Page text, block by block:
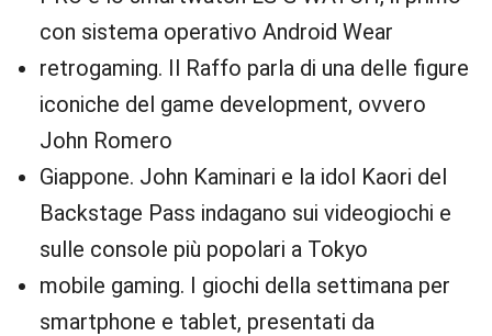
con sistema operativo Android Wear
retrogaming. Il Raffo parla di una delle figure
iconiche del game development, ovvero
John Romero
Giappone. John Kaminari e la idol Kaori del
Backstage Pass indagano sui videogiochi e
sulle console più popolari a Tokyo
mobile gaming. I giochi della settimana per
smartphone e tablet, presentati da